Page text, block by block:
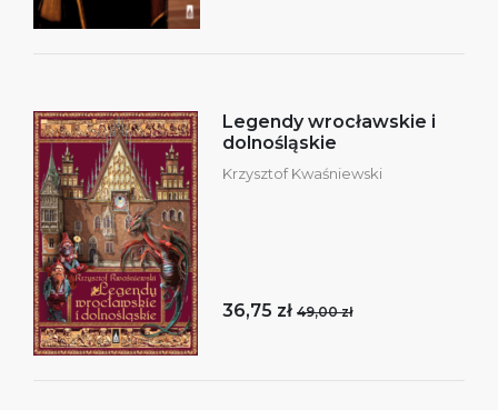
Legendy wrocławskie i
dolnośląskie
Krzysztof Kwaśniewski
36,75 zł 49,00 zł